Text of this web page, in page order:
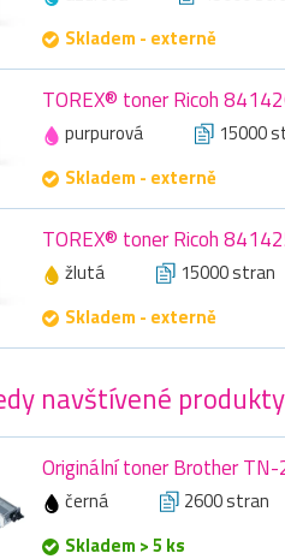
Skladem - externě
TOREX® toner Ricoh
purpurová 15000
Skladem - externě
TOREX® toner Ricoh
žlutá 15000 stran
Skladem - externě
navštívené produkty
Originální toner Brother
černá 2600 stran
Skladem > 5 ks